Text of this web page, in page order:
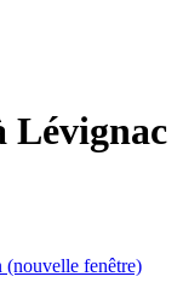
Lévignac
(nouvelle fenêtre)